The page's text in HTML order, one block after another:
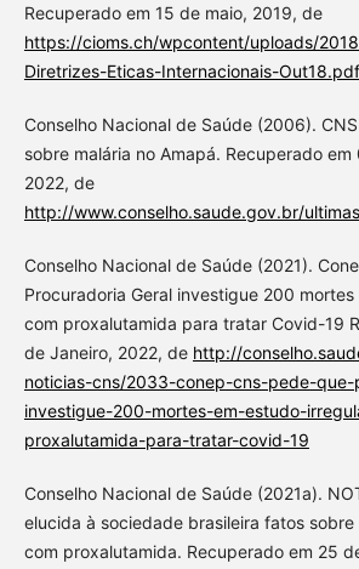
Recuperado em 15 de maio, 2019, de
https://cioms.ch/wpcontent/uploads/
Diretrizes-Eticas-Internacionais-Out18.pdf
Conselho Nacional de Saúde (2006).
sobre malária no Amapá. Recuperado
2022, de
http://www.conselho.saude.gov.br/
Conselho Nacional de Saúde (2021).
Procuradoria Geral investigue 200
com proxalutamida para tratar Covid-19
de Janeiro, 2022, de http://
noticias-cns/2033-conep-cns-pede-
investigue-200-mortes-em-estudo-
proxalutamida-para-tratar-covid-19
Conselho Nacional de Saúde (2021a).
elucida à sociedade brasileira fatos
com proxalutamida. Recuperado em 25